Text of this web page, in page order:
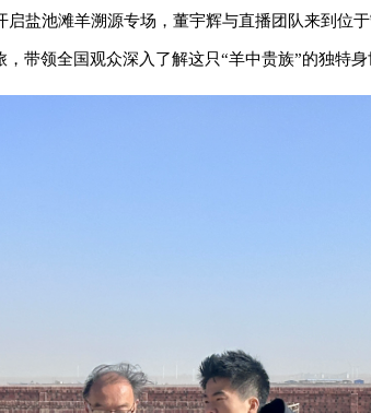
盐池滩羊溯源专场，董宇辉与直播团队来到位
带领全国观众深入了解这只“羊中贵族”的独特身